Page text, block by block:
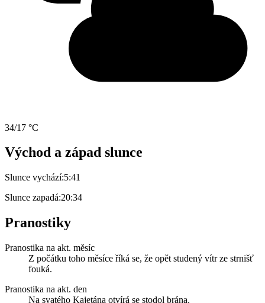
34/17 °C
Východ a západ slunce
Slunce vychází:5:41
Slunce zapadá:20:34
Pranostiky
Pranostika na akt. měsíc
Z počátku toho měsíce říká se, že opět studený vítr ze strnišť
fouká.
Pranostika na akt. den
Na svatého Kajetána otvírá se stodol brána.